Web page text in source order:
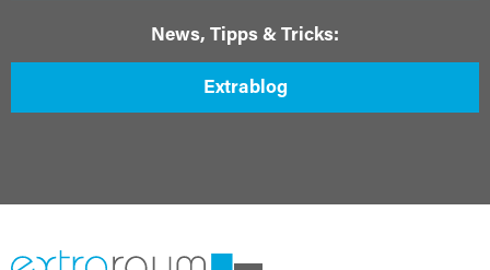
News, Tipps & Tricks:
Extrablog